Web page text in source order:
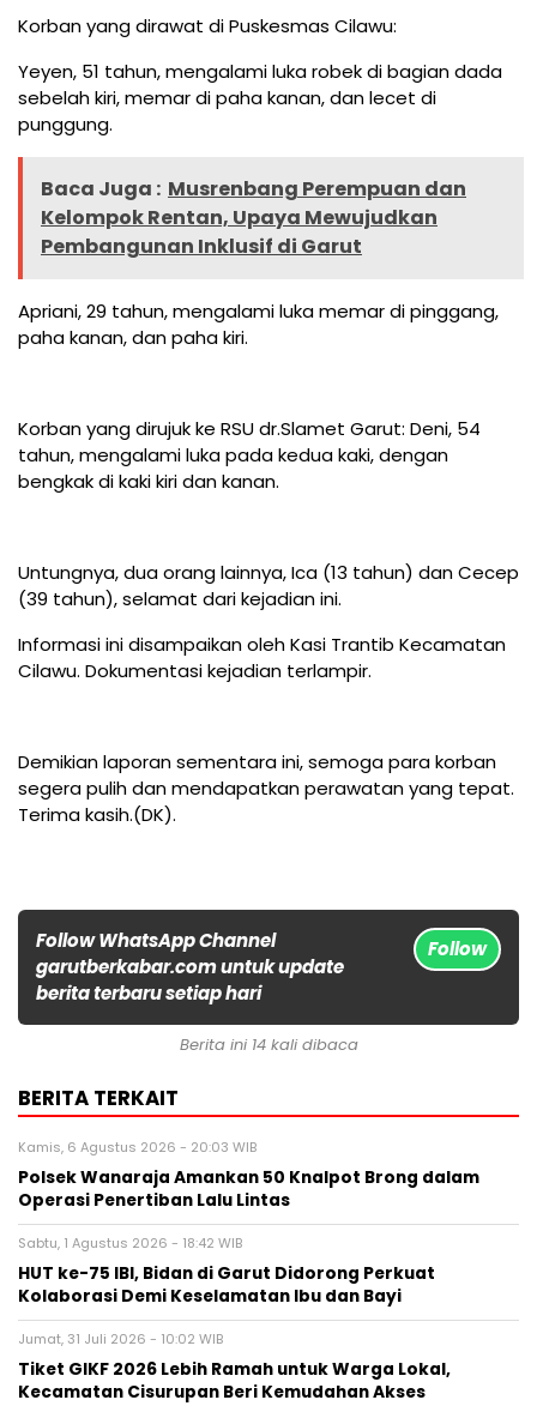
Korban yang dirawat di Puskesmas Cilawu:
Yeyen, 51 tahun, mengalami luka robek di bagian dada
sebelah kiri, memar di paha kanan, dan lecet di
punggung.
Baca Juga : Musrenbang Perempuan dan
Kelompok Rentan, Upaya Mewujudkan
Pembangunan Inklusif di Garut
Apriani, 29 tahun, mengalami luka memar di pinggang,
paha kanan, dan paha kiri.
Korban yang dirujuk ke RSU dr.Slamet Garut: Deni, 54
tahun, mengalami luka pada kedua kaki, dengan
bengkak di kaki kiri dan kanan.
Untungnya, dua orang lainnya, Ica (13 tahun) dan Cecep
(39 tahun), selamat dari kejadian ini.
Informasi ini disampaikan oleh Kasi Trantib Kecamatan
Cilawu. Dokumentasi kejadian terlampir.
Demikian laporan sementara ini, semoga para korban
segera pulih dan mendapatkan perawatan yang tepat.
Terima kasih.(DK).
Follow WhatsApp Channel
garutberkabar.com untuk update
berita terbaru setiap hari
Follow
Berita ini 14 kali dibaca
BERITA TERKAIT
Kamis, 6 Agustus 2026 - 20:03 WIB
Polsek Wanaraja Amankan 50 Knalpot Brong dalam
Operasi Penertiban Lalu Lintas
Sabtu, 1 Agustus 2026 - 18:42 WIB
HUT ke-75 IBI, Bidan di Garut Didorong Perkuat
Kolaborasi Demi Keselamatan Ibu dan Bayi
Jumat, 31 Juli 2026 - 10:02 WIB
Tiket GIKF 2026 Lebih Ramah untuk Warga Lokal,
Kecamatan Cisurupan Beri Kemudahan Akses